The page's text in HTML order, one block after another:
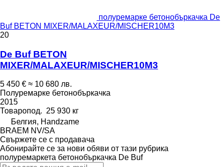
полуремарке бетонобъркачка De
Buf BETON MIXER/MALAXEUR/MISCHER10M3
20
De Buf BETON
MIXER/MALAXEUR/MISCHER10M3
5 450 € ≈ 10 680 лв.
Полуремарке бетонобъркачка
2015
Товаропод. 25 930 кг
Белгия, Handzame
BRAEM NV/SA
Свържете се с продавача
Абонирайте се за нови обяви от тази рубрика
полуремаркета бетонобъркачка De Buf